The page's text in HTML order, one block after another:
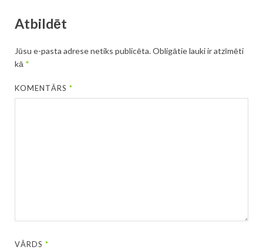
Atbildēt
Jūsu e-pasta adrese netiks publicēta.Obligātie lauki ir atzīmēti
kā *
KOMENTĀRS*
VĀRDS*